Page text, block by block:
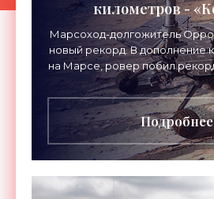
километров -
Марсоход-долгожитель
новый рекорд. В дополнение
на Марсе, ровер побил
расстояния среди
средств.
Подробнее